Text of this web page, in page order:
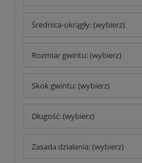
Średnica-okrągły: (wybierz)
Rozmiar gwintu: (wybierz)
Skok gwintu: (wybierz)
Długość: (wybierz)
Zasada działania: (wybierz)